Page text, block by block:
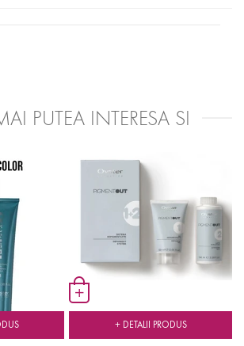
PUTEA INTERESA SI
+
+ DETALII PRODUS